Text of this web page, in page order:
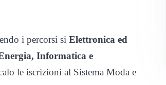
i percorsi si Elettronica ed
Informatica e
le iscrizioni al Sistema Moda e